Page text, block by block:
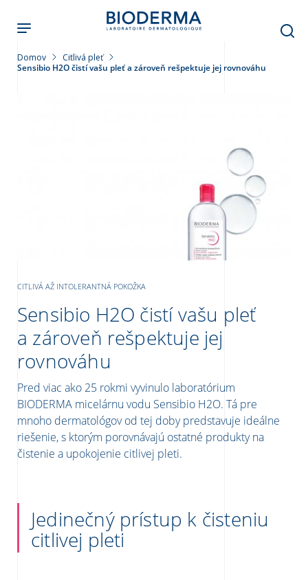
hlavný
obsah
Domov
Citlivá pleť
Sensibio H2O čistí vašu pleť a zároveň rešpektuje jej rovnováhu
CITLIVÁ AŽ INTOLERANTNÁ POKOŽKA
Sensibio H2O čistí vašu pleť
a zároveň rešpektuje jej
rovnováhu
Pred viac ako 25 rokmi vyvinulo laboratórium
BIODERMA micelárnu vodu Sensibio H2O. Tá pre
mnoho dermatológov od tej doby predstavuje ideálne
riešenie, s ktorým porovnávajú ostatné produkty na
čistenie a upokojenie citlivej pleti.
Jedinečný prístup k čisteniu
citlivej pleti